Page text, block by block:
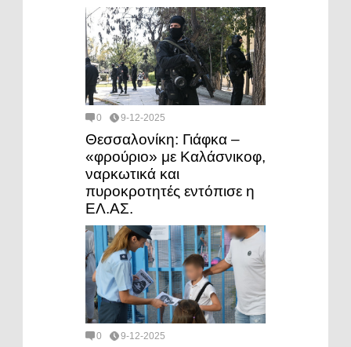
0 9-12-2025
Θεσσαλονίκη: Γιάφκα –
«φρούριο» με Καλάσνικοφ,
ναρκωτικά και
πυροκροτητές εντόπισε η
ΕΛ.ΑΣ.
0 9-12-2025